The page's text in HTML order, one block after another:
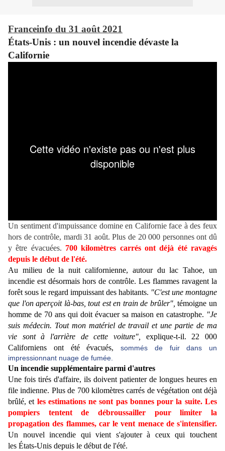
Franceinfo du 31 août 2021
États-Unis : un nouvel incendie dévaste la
Californie
Un sentiment d'impuissance domine en Californie face à des feux
hors de contrôle, mardi 31 août. Plus de 20 000 personnes ont dû
y être évacuées. 700 kilomètres carrés ont déjà été ravagés
depuis le début de l'été.
Au milieu de la nuit californienne, autour du lac Tahoe, un
incendie est désormais hors de contrôle. Les flammes ravagent la
forêt sous le regard impuissant des habitants. "C'est une montagne
que l'on aperçoit là-bas, tout est en train de brûler", témoigne un
homme de 70 ans qui doit évacuer sa maison en catastrophe. "Je
suis médecin. Tout mon matériel de travail et une partie de ma
vie sont à l'arrière de cette voiture",
explique-t-il. 22 000
Californiens ont été évacués, sommés de fuir dans un
impressionnant nuage de fumée.
Un incendie supplémentaire parmi d'autres
Une fois tirés d'affaire, ils doivent patienter de longues heures en
file indienne. Plus de 700 kilomètres carrés de végétation ont déjà
brûlé, et les estimations ne sont pas bonnes pour la suite. Les
pompiers tentent de débroussailler pour limiter la
propagation des flammes, car le vent menace de s'intensifier.
Un nouvel incendie qui vient s'ajouter à ceux qui touchent
les États-Unis depuis le début de l'été.